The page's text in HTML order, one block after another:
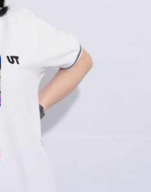
RECENT POSTS
Tidak Lolos UTBK SNBT di PTN?
Jangan Khawatir, Ini Jalan
Terbaikmu untuk Tetap Kuliah
di Kampus Berkualitas
Bimbel UTBK SNBT di Teluk